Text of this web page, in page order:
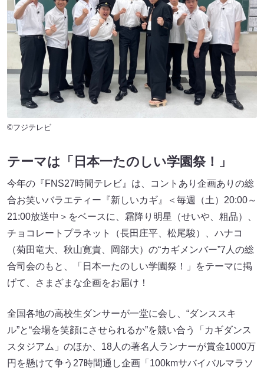
©フジテレビ
テーマは「日本一たのしい学園祭！」
今年の『FNS27時間テレビ』は、コントあり企画ありの総
合お笑いバラエティー『新しいカギ』＜毎週（土）20:00～
21:00放送中＞をベースに、霜降り明星（せいや、粗品）、
チョコレートプラネット（長田庄平、松尾駿）、ハナコ
（菊田竜大、秋山寛貴、岡部大）の“カギメンバー”7人の総
合司会のもと、「日本一たのしい学園祭！」をテーマに掲
げて、さまざまな企画をお届け！
全国各地の高校生ダンサーが一堂に会し、“ダンススキ
ル”と“会場を笑顔にさせられるか”を競い合う「カギダンス
スタジアム」のほか、18人の著名人ランナーが賞金1000万
円を懸けて争う27時間通し企画「100kmサバイバルマラソ